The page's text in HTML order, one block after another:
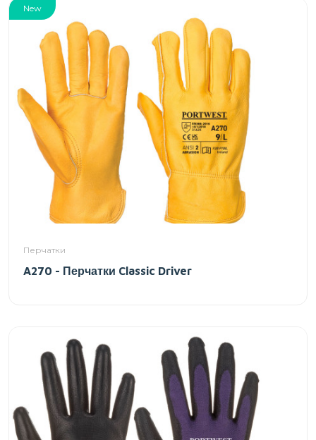
New
Перчатки
A270 - Перчатки Classic Driver